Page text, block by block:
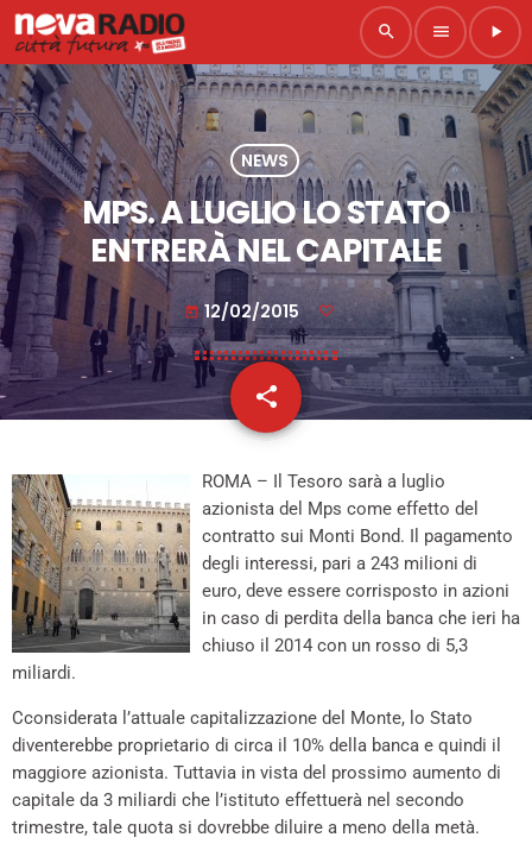
search menu play_arrow
NEWS
MPS. A LUGLIO LO STATO
ENTRERÀ NEL CAPITALE
today 12/02/2015
share
email
ROMA – Il Tesoro sarà a luglio
azionista del Mps come effetto del
contratto sui Monti Bond. Il pagamento
degli interessi, pari a 243 milioni di
euro, deve essere corrisposto in azioni
in caso di perdita della banca che ieri ha
chiuso il 2014 con un rosso di 5,3
miliardi.
Cconsiderata l’attuale capitalizzazione del Monte, lo Stato
diventerebbe proprietario di circa il 10% della banca e quindi il
maggiore azionista. Tuttavia in vista del prossimo aumento di
capitale da 3 miliardi che l’istituto effettuerà nel secondo
trimestre, tale quota si dovrebbe diluire a meno della metà.